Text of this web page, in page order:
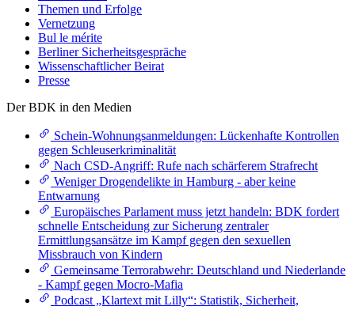
Themen und Erfolge
Vernetzung
Bul le mérite
Berliner Sicherheitsgespräche
Wissenschaftlicher Beirat
Presse
Der BDK in den Medien
Schein-Wohnungsanmeldungen: Lückenhafte Kontrollen
gegen Schleuserkriminalität
Nach CSD-Angriff: Rufe nach schärferem Strafrecht
Weniger Drogendelikte in Hamburg - aber keine
Entwarnung
Europäisches Parlament muss jetzt handeln: BDK fordert
schnelle Entscheidung zur Sicherung zentraler
Ermittlungsansätze im Kampf gegen den sexuellen
Missbrauch von Kindern
Gemeinsame Terrorabwehr: Deutschland und Niederlande
- Kampf gegen Mocro-Mafia
Podcast „Klartext mit Lilly“: Statistik, Sicherheit,